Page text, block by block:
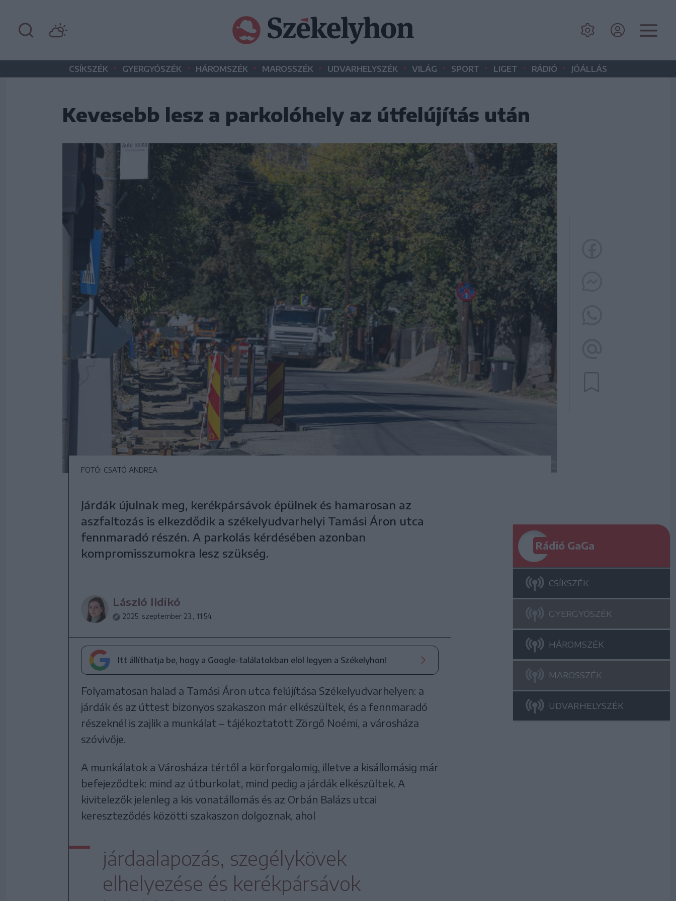
CSÍKSZÉK • GYERGYÓSZÉK • HÁROMSZÉK • MAROSSZÉK • UDVARHELYSZÉK • VILÁG • SPORT • LIGET • RÁDIÓ • JÓÁLLÁS
Kevesebb lesz a parkolóhely az útfelújítás után
FOTÓ: CSATÓ ANDREA
Járdák újulnak meg, kerékpársávok épülnek és hamarosan az
aszfaltozás is elkezdődik a székelyudvarhelyi Tamási Áron utca
fennmaradó részén. A parkolás kérdésében azonban
kompromisszumokra lesz szükség.
László Ildikó
2025. szeptember 23., 11:54
Itt állíthatja be, hogy a Google-találatokban elöl legyen a Székelyhon!
Folyamatosan halad a Tamási Áron utca felújítása Székelyudvarhelyen: a
járdák és az úttest bizonyos szakaszon már elkészültek, és a fennmaradó
részeknél is zajlik a munkálat – tájékoztatott Zörgő Noémi, a városháza
szóvivője.
A munkálatok a Városháza tértől a körforgalomig, illetve a kisállomásig már
befejeződtek: mind az útburkolat, mind pedig a járdák elkészültek. A
kivitelezők jelenleg a kis vonatállomás és az Orbán Balázs utcai
kereszteződés közötti szakaszon dolgoznak, ahol
járdaalapozás, szegélykövek
elhelyezése és kerékpársávok
Rádió GaGa
CSÍKSZÉK
GYERGYÓSZÉK
HÁROMSZÉK
MAROSSZÉK
UDVARHELYSZÉK